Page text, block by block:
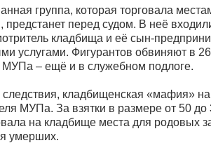
группа, которая торговала
предстанет перед судом. В неё
кладбища и её сын-
услугами. Фигурантов обвиняют в
МУПа – ещё и в служебном подлоге.
кладбищенская «мафия»
МУПа. За взятки в размере от 50
на кладбище места для родовых
умерших.